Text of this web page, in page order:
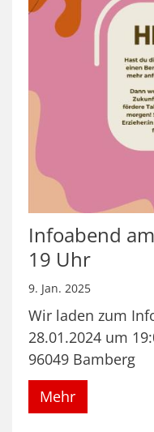
Infoabend
19 Uhr
9. Jan. 2025
Wir laden zum
28.01.2024 um
96049 Bamberg
Mehr